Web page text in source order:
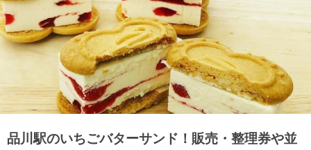
品川駅のいちごバターサンド！販売・整理券や並